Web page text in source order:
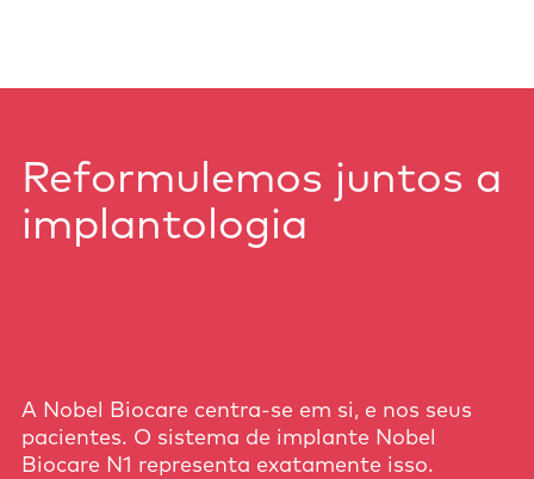
Reformulemos juntos a
implantologia
A Nobel Biocare centra-se em si, e nos seus
pacientes. O sistema de implante Nobel
Biocare N1 representa exatamente isso.